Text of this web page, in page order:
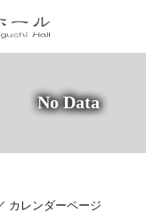
No Data
カレンダーページ